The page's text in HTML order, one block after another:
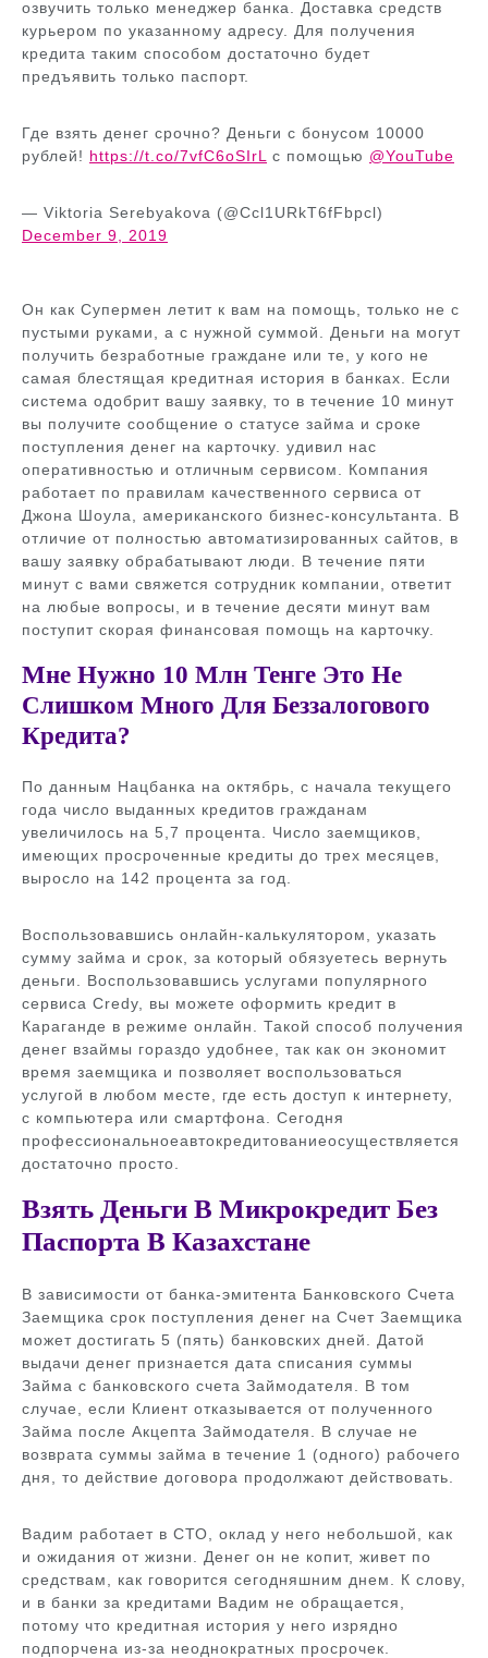
озвучить только менеджер банка. Доставка средств
курьером по указанному адресу. Для получения
кредита таким способом достаточно будет
предъявить только паспорт.
Где взять денег срочно? Деньги с бонусом 10000
рублей! https://t.co/7vfC6oSIrL с помощью @YouTube
— Viktoria Serebyakova (@Ccl1URkT6fFbpcl)
December 9, 2019
Он как Супермен летит к вам на помощь, только не с
пустыми руками, а с нужной суммой. Деньги на могут
получить безработные граждане или те, у кого не
самая блестящая кредитная история в банках. Если
система одобрит вашу заявку, то в течение 10 минут
вы получите сообщение о статусе займа и сроке
поступления денег на карточку. удивил нас
оперативностью и отличным сервисом. Компания
работает по правилам качественного сервиса от
Джона Шоула, американского бизнес-консультанта. В
отличие от полностью автоматизированных сайтов, в
вашу заявку обрабатывают люди. В течение пяти
минут с вами свяжется сотрудник компании, ответит
на любые вопросы, и в течение десяти минут вам
поступит скорая финансовая помощь на карточку.
Мне Нужно 10 Млн Тенге Это Не
Слишком Много Для Беззалогового
Кредита?
По данным Нацбанка на октябрь, с начала текущего
года число выданных кредитов гражданам
увеличилось на 5,7 процента. Число заемщиков,
имеющих просроченные кредиты до трех месяцев,
выросло на 142 процента за год.
Воспользовавшись онлайн-калькулятором, указать
сумму займа и срок, за который обязуетесь вернуть
деньги. Воспользовавшись услугами популярного
сервиса Credy, вы можете оформить кредит в
Караганде в режиме онлайн. Такой способ получения
денег взаймы гораздо удобнее, так как он экономит
время заемщика и позволяет воспользоваться
услугой в любом месте, где есть доступ к интернету,
с компьютера или смартфона. Сегодня
профессиональноеавтокредитованиеосуществляется
достаточно просто.
Взять Деньги В Микрокредит Без
Паспорта В Казахстане
В зависимости от банка-эмитента Банковского Счета
Заемщика срок поступления денег на Счет Заемщика
может достигать 5 (пять) банковских дней. Датой
выдачи денег признается дата списания суммы
Займа с банковского счета Займодателя. В том
случае, если Клиент отказывается от полученного
Займа после Акцепта Займодателя. В случае не
возврата суммы займа в течение 1 (одного) рабочего
дня, то действие договора продолжают действовать.
Вадим работает в СТО, оклад у него небольшой, как
и ожидания от жизни. Денег он не копит, живет по
средствам, как говорится сегодняшним днем. К слову,
и в банки за кредитами Вадим не обращается,
потому что кредитная история у него изрядно
подпорчена из-за неоднократных просрочек.